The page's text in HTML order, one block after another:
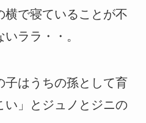
横で寝ていることが不
ララ・・。
子はうちの孫として育
い」とジュノとジニの